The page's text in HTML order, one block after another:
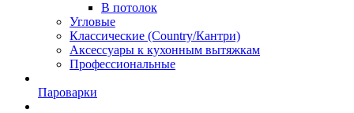
В потолок
Угловые
Классические (Country/Кантри)
Аксессуары к кухонным вытяжкам
Профессиональные
Пароварки